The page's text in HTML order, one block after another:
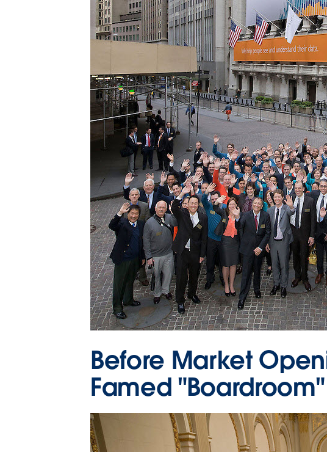
Before Market
Famed "Boardroom"